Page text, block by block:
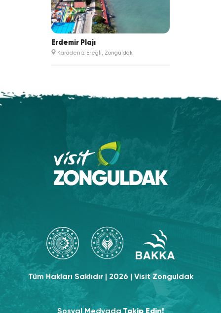
Erdemir Plajı
Karadeniz Ereğli, Zonguldak
Tüm Hakları Saklıdır | 2026 | Visit Zonguldak